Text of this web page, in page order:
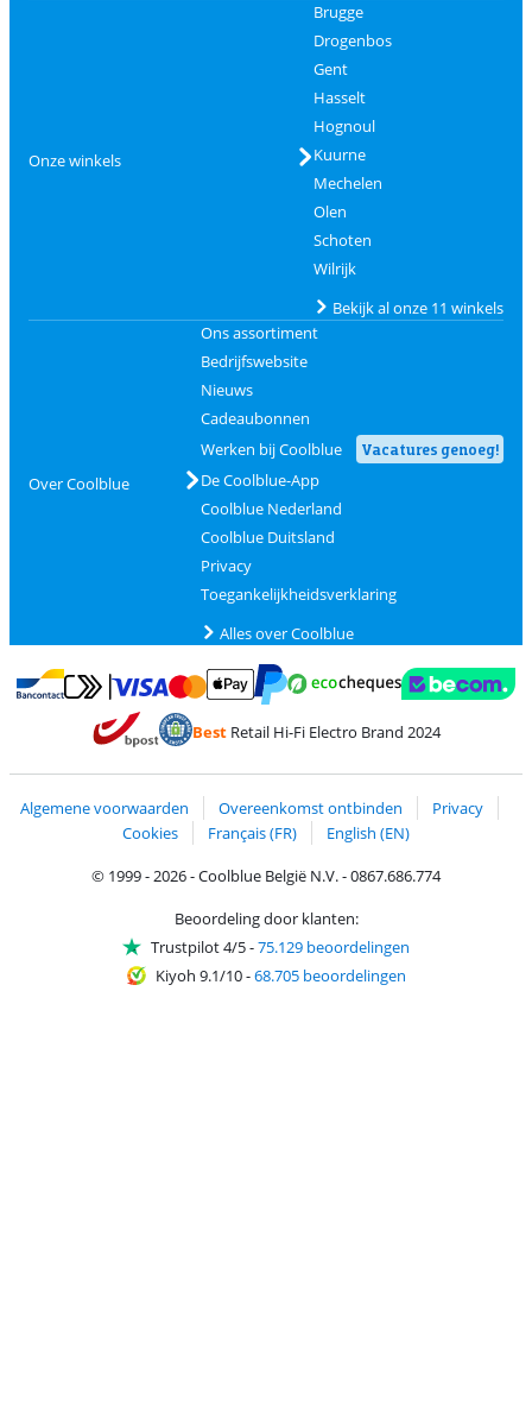
Onze winkels
Brugge
Drogenbos
Gent
Hasselt
Hognoul
Kuurne
Mechelen
Olen
Schoten
Wilrijk
Bekijk al onze 11 winkels
Over Coolblue
Ons assortiment
Bedrijfswebsite
Nieuws
Cadeaubonnen
Werken bij Coolblue
Vacatures genoeg!
De Coolblue-App
Coolblue Nederland
Coolblue Duitsland
Privacy
Toegankelijkheidsverklaring
Alles over Coolblue
Betalen met Bancontact
Betalen met MasterCard en Visa via ClickToPay
Betalen met PayPal
BestRetail Hi-Fi Electro Brand 2024
Algemene voorwaarden Overeenkomst ontbinden
Privacy
Cookies
Français (FR)
English (EN)
© 1999 - 2026 - Coolblue België N.V. - 0867.686.774
Beoordeling door klanten:
Trustpilot 4/5-75.129 beoordelingen
Kiyoh 9.1/10-68.705 beoordelingen